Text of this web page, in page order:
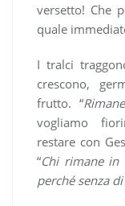
versetto! Che
quale
I tralci
crescono,
frutto. “
vogliamo
restare con
“Chi rimane
perché senza